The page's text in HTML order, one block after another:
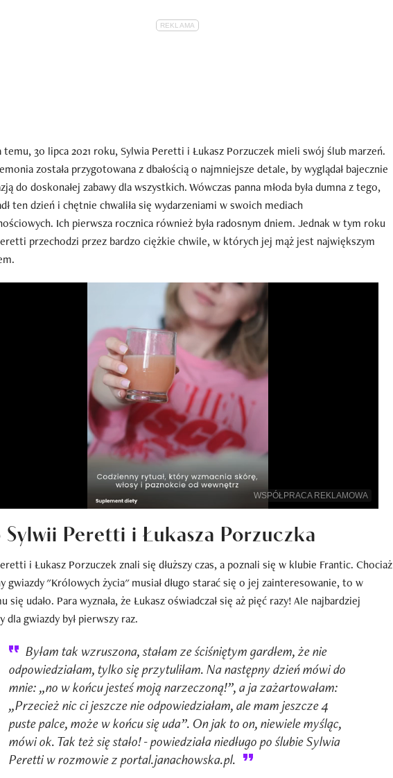
temu, 30 lipca 2021 roku, Sylwia Peretti i Łukasz Porzuczek mieli swój ślub marzeń.
została przygotowana z dbałością o najmniejsze detale, by wyglądał bajecznie
do doskonałej zabawy dla wszystkich. Wówczas panna młoda była dumna z tego,
ten dzień i chętnie chwaliła się wydarzeniami w swoich mediach
Ich pierwsza rocznica również była radosnym dniem. Jednak w tym roku
przechodzi przez bardzo ciężkie chwile, w których jej mąż jest największym
WSPÓŁPRACA REKLAMOWA
Sylwii Peretti i Łukasza Porzuczka
i Łukasz Porzuczek znali się dłuższy czas, a poznali się w klubie Frantic. Chociaż
gwiazdy "Królowych życia" musiał długo starać się o jej zainteresowanie, to w
się udało. Para wyznała, że Łukasz oświadczał się aż pięć razy! Ale najbardziej
dla gwiazdy był pierwszy raz.
Byłam tak wzruszona, stałam ze ściśniętym gardłem, że nie
odpowiedziałam, tylko się przytuliłam. Na następny dzień mówi do
mnie: „no w końcu jesteś moją narzeczoną!”, a ja zażartowałam:
„Przecież nic ci jeszcze nie odpowiedziałam, ale mam jeszcze 4
puste palce, może w końcu się uda”. On jak to on, niewiele myśląc,
mówi ok. Tak też się stało! - powiedziała niedługo po ślubie Sylwia
Peretti w rozmowie z portal.janachowska.pl.